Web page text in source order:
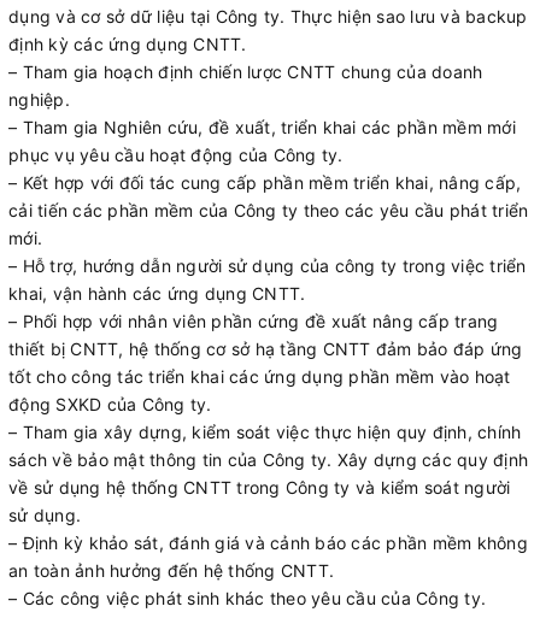
dụng và cơ sở dữ liệu tại Công ty. Thực hiện sao lưu và backup
định kỳ các ứng dụng CNTT.
– Tham gia hoạch định chiến lược CNTT chung của doanh
nghiệp.
– Tham gia Nghiên cứu, đề xuất, triển khai các phần mềm mới
phục vụ yêu cầu hoạt động của Công ty.
– Kết hợp với đối tác cung cấp phần mềm triển khai, nâng cấp,
cải tiến các phần mềm của Công ty theo các yêu cầu phát triển
mới.
– Hỗ trợ, hướng dẫn người sử dụng của công ty trong việc triển
khai, vận hành các ứng dụng CNTT.
– Phối hợp với nhân viên phần cứng đề xuất nâng cấp trang
thiết bị CNTT, hệ thống cơ sở hạ tầng CNTT đảm bảo đáp ứng
tốt cho công tác triển khai các ứng dụng phần mềm vào hoạt
động SXKD của Công ty.
– Tham gia xây dựng, kiểm soát việc thực hiện quy định, chính
sách về bảo mật thông tin của Công ty. Xây dựng các quy định
về sử dụng hệ thống CNTT trong Công ty và kiểm soát người
sử dụng.
– Định kỳ khảo sát, đánh giá và cảnh báo các phần mềm không
an toàn ảnh hưởng đến hệ thống CNTT.
– Các công việc phát sinh khác theo yêu cầu của Công ty.